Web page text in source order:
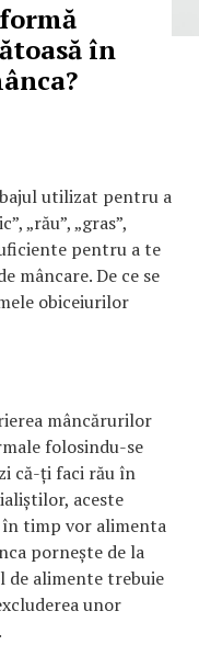
în
utilizat pentru a
„rău”, „gras”,
pentru a te
mâncare. De ce se
obiceiurilor
mâncărurilor
folosindu-se
că-ți faci rău în
aceste
timp vor alimenta
pornește de la
de alimente trebuie
unor